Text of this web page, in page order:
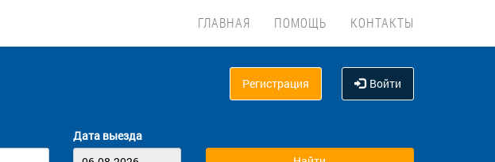
ГЛАВНАЯ ПОМОЩЬ КОНТАКТЫ
Регистрация Войти
Дата выезда